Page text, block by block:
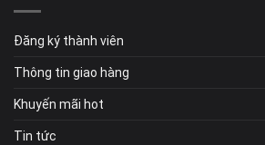
Đăng ký thành viên
Thông tin giao hàng
Khuyến mãi hot
Tin tức